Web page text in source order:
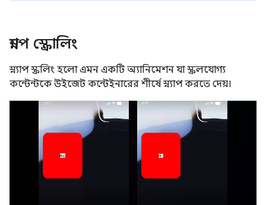
স্ন্যাপ স্ক্রোলিং
স্ন্যাপ স্ক্রলিং হলো এমন একটি অ্যানিমেশন যা স্ক্রলযোগ্য
কন্টেন্টকে উইজেট কন্টেইনারের শীর্ষে স্ন্যাপ করতে দেয়।